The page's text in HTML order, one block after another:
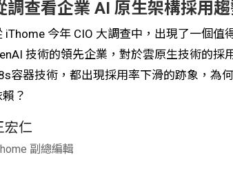
調查看企業 AI 原生架構採用
iThome 今年 CIO 大調查中，出現了一個
技術的領先企業，對於雲原生技術的採
容器技術，都出現採用率下滑的跡象，為
？
宏仁
副總編輯